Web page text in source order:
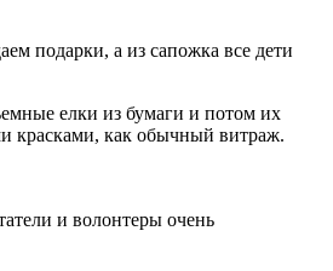
подарки, а из сапожка все дети
елки из бумаги и потом их
красками, как обычный витраж.
и волонтеры очень